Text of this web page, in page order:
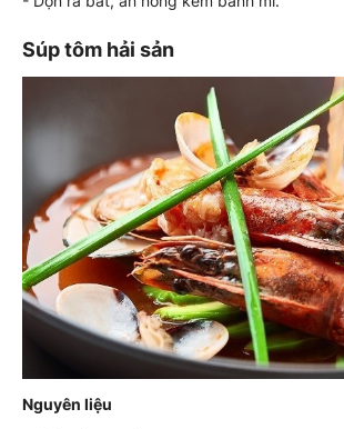
Súp tôm hải sản
Nguyên liệu